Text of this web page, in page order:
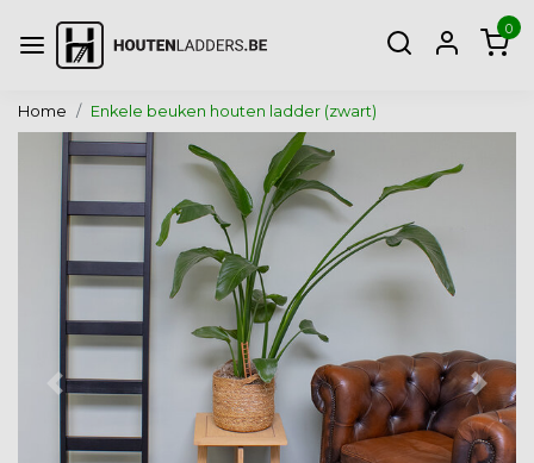
0
Home Enkele beuken houten ladder (zwart)
Vorige